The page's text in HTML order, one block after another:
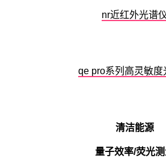
nr近红外光谱
qe pro系列高灵敏度
清洁能源
量子效率/荧光